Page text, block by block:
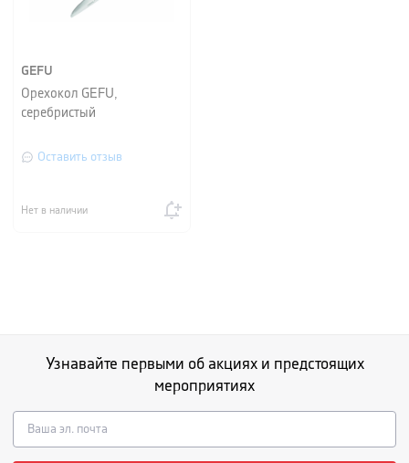
GEFU
Орехокол GEFU,
серебристый
Оставить отзыв
Нет в наличии
Узнавайте первыми об акциях и предстоящих
мероприятиях